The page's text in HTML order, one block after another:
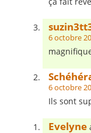
6 octobre
6 octobre
Ils sont
Evelyne